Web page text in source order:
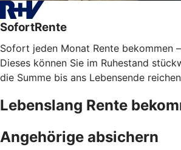
SofortRente
Sofort jeden Monat Rente bekommen
Dieses können Sie im Ruhestand
die Summe bis ans Lebensende
Lebenslang Rente
Angehörige absichern